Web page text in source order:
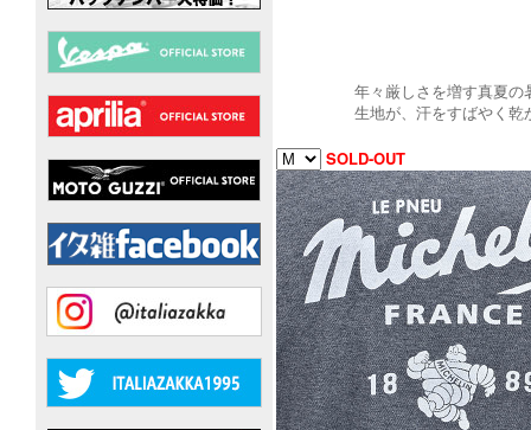
年々厳しさを増す真夏
生地が、汗をすばやく
SOLD-OUT